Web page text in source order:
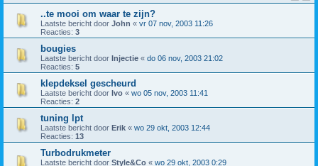
..te mooi om waar te zijn?
Laatste bericht door John « vr 07 nov, 2003 11:26
Reacties: 3
bougies
Laatste bericht door Injectie « do 06 nov, 2003 21:02
Reacties: 5
klepdeksel gescheurd
Laatste bericht door Ivo « wo 05 nov, 2003 11:41
Reacties: 2
tuning lpt
Laatste bericht door Erik « wo 29 okt, 2003 12:44
Reacties: 13
Turbodrukmeter
Laatste bericht door Style&Co « wo 29 okt, 2003 0:29